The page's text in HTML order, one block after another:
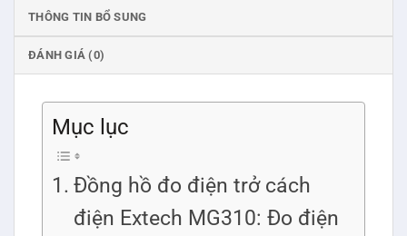
THÔNG TIN BỔ SUNG
ĐÁNH GIÁ (0)
Mục lục
Đồng hồ đo điện trở cách
điện Extech MG310: Đo điện